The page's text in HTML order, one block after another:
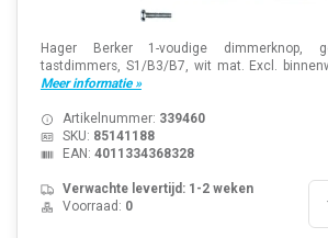
Hager Berker 1-voudige dimmerknop,
tastdimmers, S1/B3/B7, wit mat. Excl.
Meer informatie »
Artikelnummer: 339460
SKU: 85141188
EAN: 4011334368328
Verwachte levertijd: 1-2 weken
Voorraad: 0